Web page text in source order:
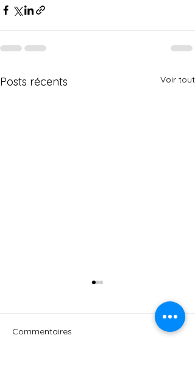
Posts récents Voir tout
Commentaires